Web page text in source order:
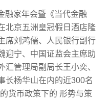
融家年会暨《当代金融
北京五洲皇冠假日酒店隆
席刘鸿儒、人民银行副行
迎宁、中国证监会主席助
汇管理局副局长王小奕、
长杨华山在内的近300名
货币政策下的 形势与策